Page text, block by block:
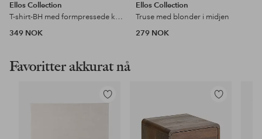
Ellos Collection
T-shirt-BH med formpressede kopper
349 NOK
Ellos Collection
Truse med blonder i midjen
279 NOK
Favoritter akkurat nå
Legg
Legg
favoritter